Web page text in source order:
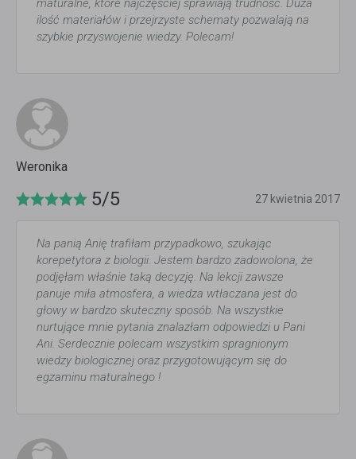
maturalne, które najczęściej sprawiają trudność. Duża
ilość materiałów i przejrzyste schematy pozwalają na
szybkie przyswojenie wiedzy. Polecam!
Weronika
5/5 27 kwietnia 2017
Na panią Anię trafiłam przypadkowo, szukając
korepetytora z biologii. Jestem bardzo zadowolona, że
podjęłam właśnie taką decyzję. Na lekcji zawsze
panuje miła atmosfera, a wiedza wtłaczana jest do
głowy w bardzo skuteczny sposób. Na wszystkie
nurtujące mnie pytania znalazłam odpowiedzi u Pani
Ani. Serdecznie polecam wszystkim spragnionym
wiedzy biologicznej oraz przygotowującym się do
egzaminu maturalnego !